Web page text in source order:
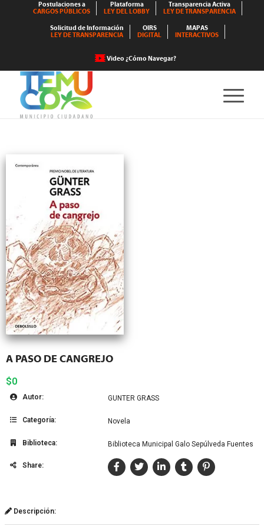
Postulaciones a
CARGOS PÚBLICOS
Plataforma
LEY DEL LOBBY
Transparencia Activa
LEY DE TRANSPARENCIA
Solicitud de Información
LEY DE TRANSPARENCIA
OIRS
DIGITAL
MAPAS
INTERACTIVOS
Video ¿Cómo Navegar?
A PASO DE CANGREJO
$0
Autor: GUNTER GRASS
Categoría: Novela
Biblioteca: Biblioteca Municipal Galo Sepúlveda Fuentes
Share:
Descripción: